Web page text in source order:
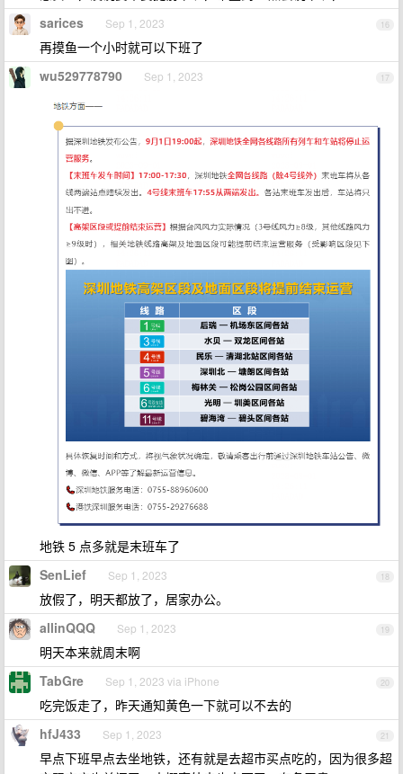
16
sarices Sep 1, 2023
再摸鱼一个小时就可以下班了
17
wu529778790 Sep 1, 2023
地铁 5 点多就是末班车了
18
SenLief Sep 1, 2023
放假了，明天都放了，居家办公。
19
allinQQQ Sep 1, 2023
明天本来就周末啊
20
TabGre Sep 1, 2023 via iPhone
吃完饭走了，昨天通知黄色一下就可以不去的
21
hfJ433 Sep 1, 2023
早点下班早点去坐地铁，还有就是去超市买点吃的，因为很多超